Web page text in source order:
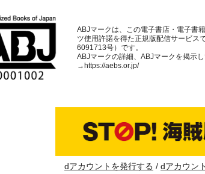
ABJマークは、この電子書店・電子書
ツ使用許諾を得た正規版配信サービス
6091713号）です。
ABJマークの詳細、ABJマークを掲示
→https://aebs.or.jp/
dアカウントを発行する dアカウン